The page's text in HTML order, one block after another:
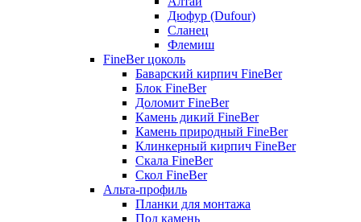
Дюфур (Dufour)
Сланец
Флемиш
FineBer цоколь
Баварский кирпич FineBer
Блок FineBer
Доломит FineBer
Камень дикий FineBer
Камень природный FineBer
Клинкерный кирпич FineBer
Скала FineBer
Скол FineBer
Альта-профиль
Планки для монтажа
Под камень